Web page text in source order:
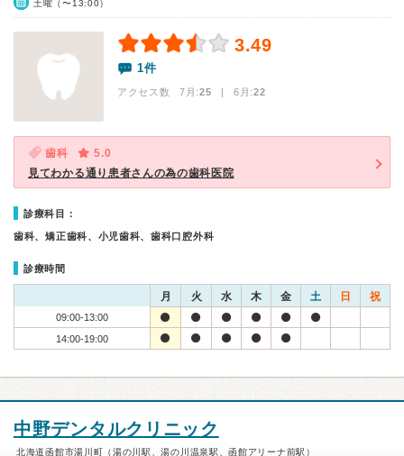
土曜（〜13:00）
3.49
1件
アクセス数 7月:25 | 6月:22
歯科
5.0
見てわかる通り患者さんの為の歯科医院
診療科目：
歯科、矯正歯科、小児歯科、歯科口腔外科
診療時間
月 火 水 木 金 土 日 祝
09:00-13:00
14:00-19:00
中野デンタルクリニック
北海道函館市湯川町（湯の川駅、湯の川温泉駅、函館アリーナ前駅）